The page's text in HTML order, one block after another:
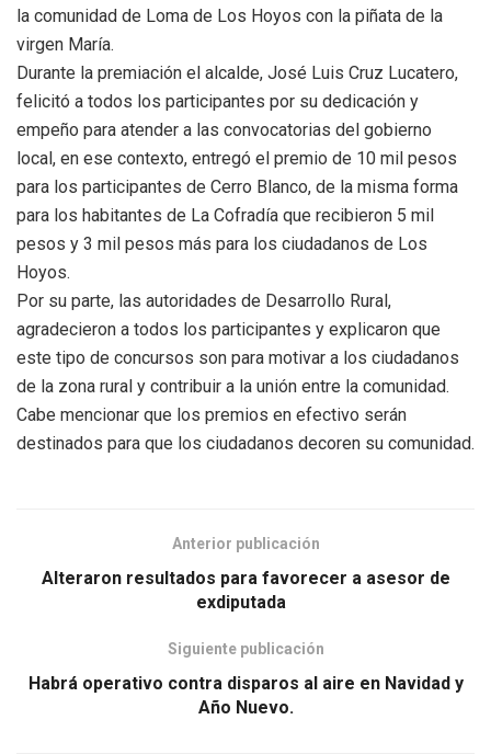
la comunidad de Loma de Los Hoyos con la piñata de la
virgen María.
Durante la premiación el alcalde, José Luis Cruz Lucatero,
felicitó a todos los participantes por su dedicación y
empeño para atender a las convocatorias del gobierno
local, en ese contexto, entregó el premio de 10 mil pesos
para los participantes de Cerro Blanco, de la misma forma
para los habitantes de La Cofradía que recibieron 5 mil
pesos y 3 mil pesos más para los ciudadanos de Los
Hoyos.
Por su parte, las autoridades de Desarrollo Rural,
agradecieron a todos los participantes y explicaron que
este tipo de concursos son para motivar a los ciudadanos
de la zona rural y contribuir a la unión entre la comunidad.
Cabe mencionar que los premios en efectivo serán
destinados para que los ciudadanos decoren su comunidad.
Anterior publicación
Alteraron resultados para favorecer a asesor de
exdiputada
Siguiente publicación
Habrá operativo contra disparos al aire en Navidad y
Año Nuevo.